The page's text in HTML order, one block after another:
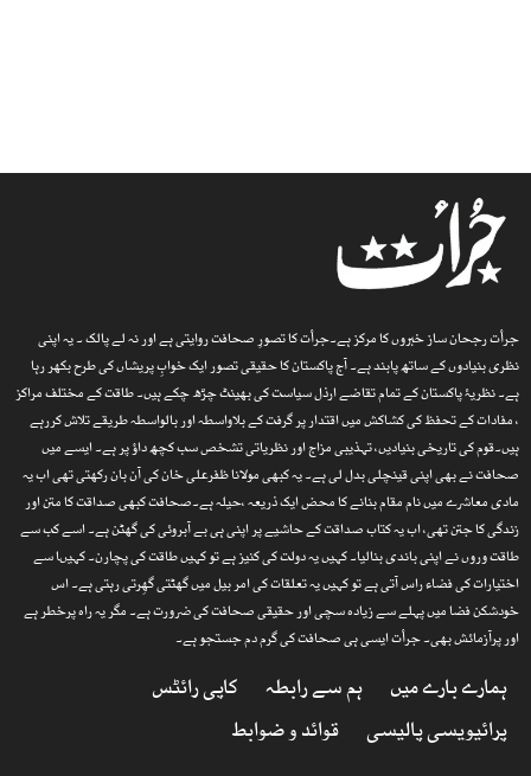
جرأت رجحان ساز خبروں کا مرکز ہے۔جرأت کا تصورِ صحافت روایتی ہے اور نہ لے پالک ۔ یہ اپنی
نظری بنیادوں کے ساتھ پابند ہے۔ آج پاکستان کا حقیقی تصور ایک خوابِ پریشاں کی طرح بکھر رہا
ہے۔ نظریۂ پاکستان کے تمام تقاضے ارذل سیاست کی بھینٹ چڑھ چکے ہیں۔ طاقت کے مختلف مراکز
، مفادات کے تحفظ کی کشاکش میں اقتدار پر گرفت کے بلاواسطہ اور بالواسطہ طریقے تلاش کررہے
ہیں۔قوم کی تاریخی بنیادیں، تہذیبی مزاج اور نظریاتی تشخص سب کچھ داؤ پر ہے۔ ایسے میں
صحافت نے بھی اپنی قینچلی بدل لی ہے۔ یہ کبھی مولانا ظفرعلی خان کی آن بان رکھتی تھی اب یہ
مادی معاشرے میں نام مقام بنانے کا محض ایک ذریعہ ،حیلہ ہے۔صحافت کبھی صداقت کا متن اور
زندگی کا جتن تھی، اب یہ کتاب صداقت کے حاشیے پر اپنی ہی بے آبروئی کی گھٹن ہے۔ اسے کب سے
طاقت وروں نے اپنی باندی بنالیا۔ کہیں یہ دولت کی کنیز ہے تو کہیں طاقت کی پچارن۔ کہیںا سے
اختیارات کی فضاء راس آتی ہے تو کہیں یہ تعلقات کی امر بیل میں گھٹتی گھِرتی رہتی ہے۔ اس
خودشکن فضا میں پہلے سے زیادہ سچی اور حقیقی صحافت کی ضرورت ہے۔ مگر یہ راہ پرخطر ہے
اور پرآزمائش بھی۔ جرأت ایسی ہی صحافت کی گرم دم جستجو ہے۔
ہمارے بارے میں ہم سے رابطہ
کاپی رائٹس
پرائیویسی پالیسی
قوائد و ضوابط